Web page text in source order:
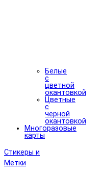
Белые
с
цветной
окантовкой
Цветные
с
черной
окантовкой
Многоразовые
карты
Стикеры и
Метки